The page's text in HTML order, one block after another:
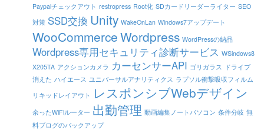
Paypalチェックアウト restropress Root化 SDカードリーダーライター SEO
対策 SSD交換 Unity WakeOnLan Windows7アップデート
WooCommerceWordpress WordPressの納品
Wordpress専用セキュリティ診断サービス WSindows8
X205TA アクションカメラ カーセンサーAPI ゴリガラス ドライブ
消えた ハイエース ユニバーサルアナリティクス ラプソル衝撃吸収フィルム
リキッドレイアウト レスポンシブWebデザイン
余ったWiFiルーター 出勤管理 動画編集ノートパソコン 条件分岐 無
料ブログのバックアップ